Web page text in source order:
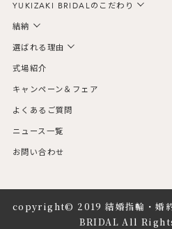
YUKIZAKI BRIDALのこだわり
結納
選ばれる理由
式場紹介
キャンペーン＆フェア
よくあるご質問
ニュース一覧
お問い合わせ
copyright© 2019結婚指輪・婚
BRIDAL All